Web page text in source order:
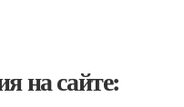
на сайте: